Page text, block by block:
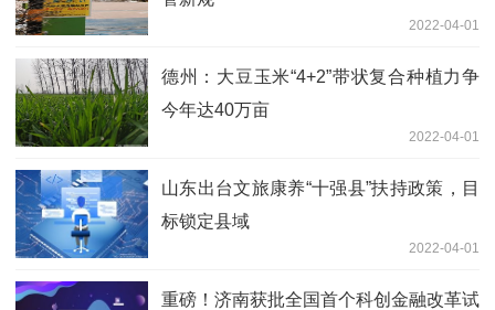
2022-04-01
德州：大豆玉米“4+2”带状复合种植力争
今年达40万亩
2022-04-01
山东出台文旅康养“十强县”扶持政策，目
标锁定县域
2022-04-01
重磅！济南获批全国首个科创金融改革试